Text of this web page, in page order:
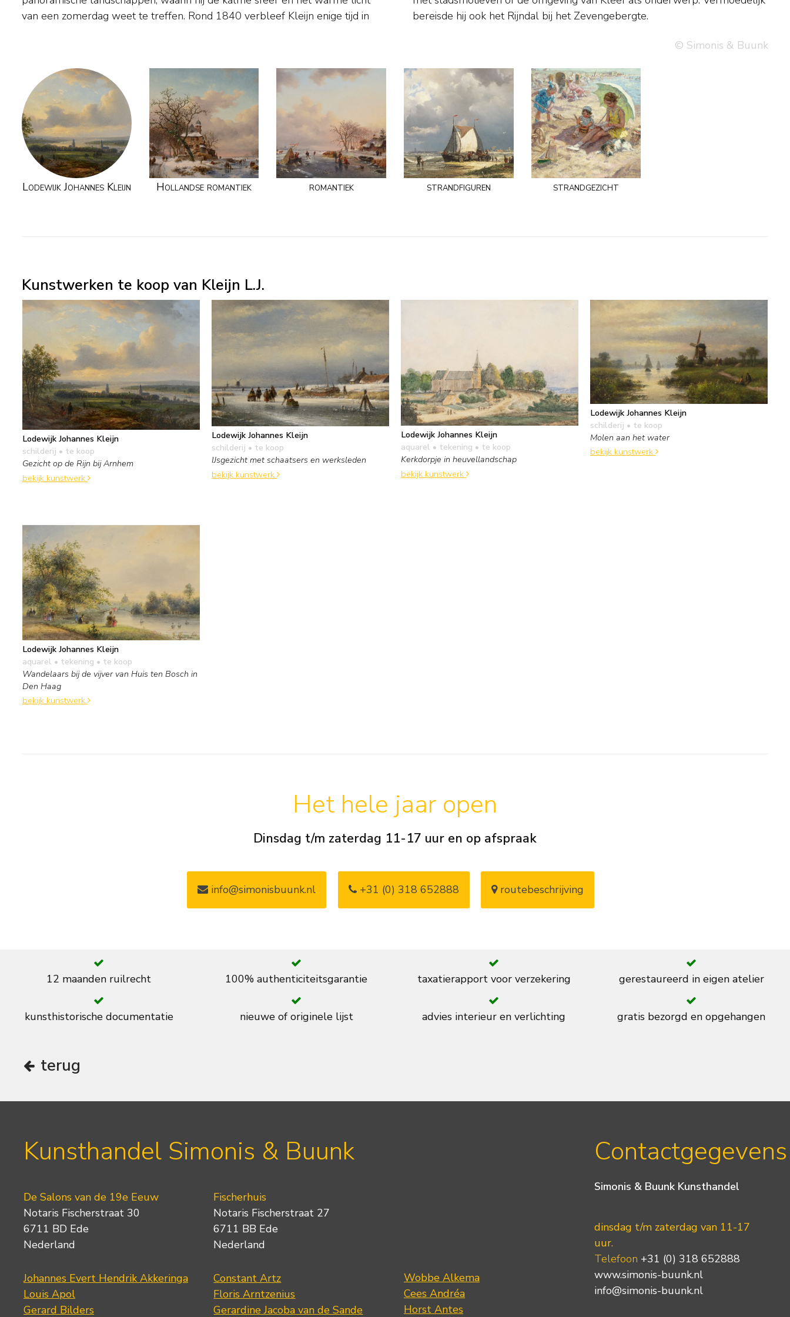
van een zomerdag weet te treffen. Rond 1840 verbleef Kleijn enige tijd in
bereisde hij ook het Rijndal bij het Zevengebergte.
© Simonis & Buunk
Lodewijk Johannes Kleijn Hollandse romantiek romantiek strandfiguren strandgezicht
Kunstwerken te koop van Kleijn L.J.
Lodewijk Johannes Kleijn
schilderij • te koop
Gezicht op de Rijn bij Arnhem
bekijk kunstwerk
Lodewijk Johannes Kleijn
schilderij • te koop
IJsgezicht met schaatsers en werksleden
bekijk kunstwerk
Lodewijk Johannes Kleijn
aquarel • tekening • te koop
Kerkdorpje in heuvellandschap
bekijk kunstwerk
Lodewijk Johannes Kleijn
schilderij • te koop
Molen aan het water
bekijk kunstwerk
Lodewijk Johannes Kleijn
aquarel • tekening • te koop
Wandelaars bij de vijver van Huis ten Bosch in
Den Haag
bekijk kunstwerk
Het hele jaar open
Dinsdag t/m zaterdag 11-17 uur en op afspraak
info@simonisbuunk.nl +31 (0) 318 652888 routebeschrijving
12 maanden ruilrecht 100% authenticiteitsgarantie taxatierapport voor verzekering gerestaureerd in eigen atelier
kunsthistorische documentatie nieuwe of originele lijst advies interieur en verlichting gratis bezorgd en opgehangen
terug
Kunsthandel Simonis & Buunk
De Salons van de 19e Eeuw
Notaris Fischerstraat 30
6711 BD Ede
Nederland
Johannes Evert Hendrik Akkeringa
Louis Apol
Gerard Bilders
Fischerhuis
Notaris Fischerstraat 27
6711 BB Ede
Nederland
Constant Artz
Floris Arntzenius
Gerardine Jacoba van de Sande
Wobbe Alkema
Cees Andréa
Horst Antes
Contactgegevens
Simonis & Buunk Kunsthandel
dinsdag t/m zaterdag van 11-17
uur.
Telefoon +31 (0) 318 652888
www.simonis-buunk.nl
info@simonis-buunk.nl